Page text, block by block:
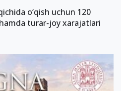
o‘qish uchun 120
turar-joy xarajatlari